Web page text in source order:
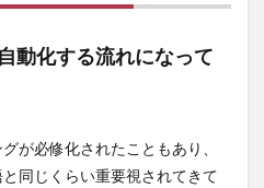
動化する流れになって
が必修化されたこともあり、
同じくらい重要視されてきて